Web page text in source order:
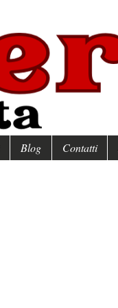
Blog Contatti